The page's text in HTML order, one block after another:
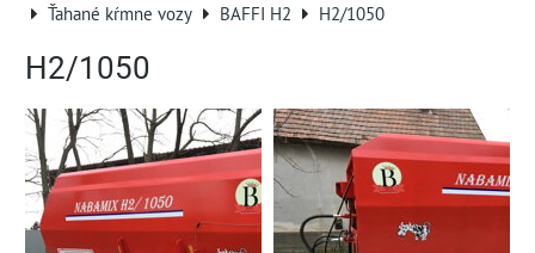
Ťahané kŕmne vozy
BAFFI H2 H2/1050
H2/1050